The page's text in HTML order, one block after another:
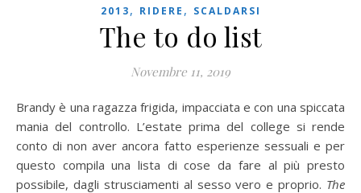
2013, RIDERE , SCALDARSI
The to do list
Novembre 11, 2019
Brandy è una ragazza frigida, impacciata e con una spiccata
mania del controllo. L’estate prima del college si rende
conto di non aver ancora fatto esperienze sessuali e per
questo compila una lista di cose da fare al più presto
possibile, dagli strusciamenti al sesso vero e proprio. The